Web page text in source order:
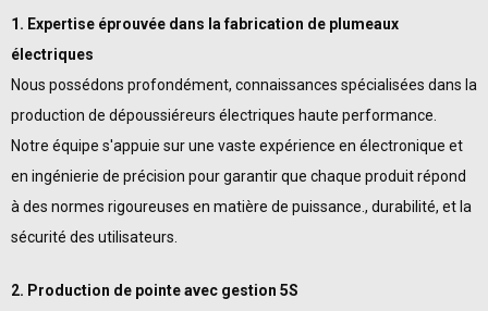
1. Expertise éprouvée dans la fabrication de plumeaux
électriques
Nous possédons profondément, connaissances spécialisées dans la
production de dépoussiéreurs électriques haute performance.
Notre équipe s'appuie sur une vaste expérience en électronique et
en ingénierie de précision pour garantir que chaque produit répond
à des normes rigoureuses en matière de puissance., durabilité, et la
sécurité des utilisateurs.
2. Production de pointe avec gestion 5S